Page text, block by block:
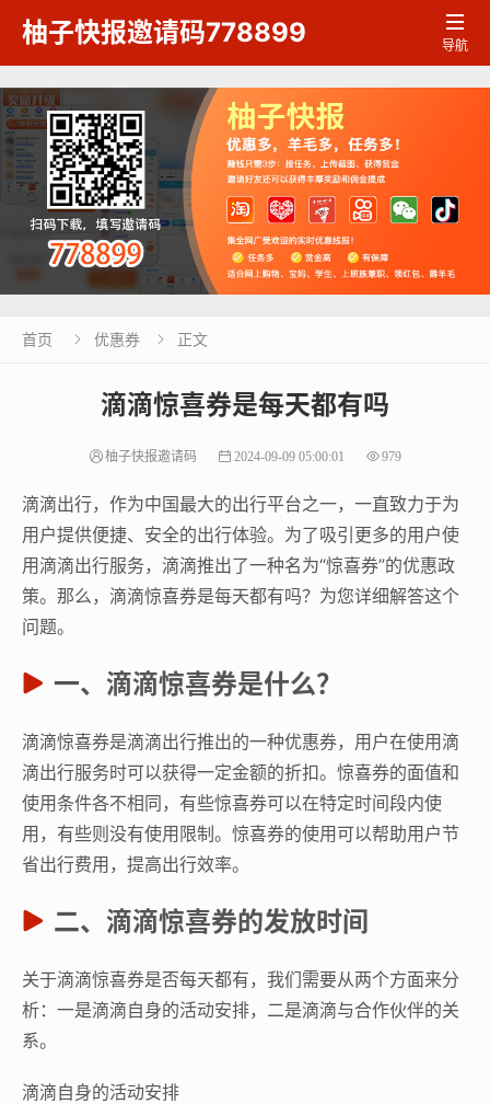
柚子快报邀请码778899 
导航
首页  优惠券  正文
滴滴惊喜券是每天都有吗
柚子快报邀请码 2024-09-09 05:00:01 979
滴滴出行，作为中国最大的出行平台之一，一直致力于为
用户提供便捷、安全的出行体验。为了吸引更多的用户使
用滴滴出行服务，滴滴推出了一种名为“惊喜券”的优惠政
策。那么，滴滴惊喜券是每天都有吗？为您详细解答这个
问题。
一、滴滴惊喜券是什么？
滴滴惊喜券是滴滴出行推出的一种优惠券，用户在使用滴
滴出行服务时可以获得一定金额的折扣。惊喜券的面值和
使用条件各不相同，有些惊喜券可以在特定时间段内使
用，有些则没有使用限制。惊喜券的使用可以帮助用户节
省出行费用，提高出行效率。
二、滴滴惊喜券的发放时间
关于滴滴惊喜券是否每天都有，我们需要从两个方面来分
析：一是滴滴自身的活动安排，二是滴滴与合作伙伴的关
系。
滴滴自身的活动安排